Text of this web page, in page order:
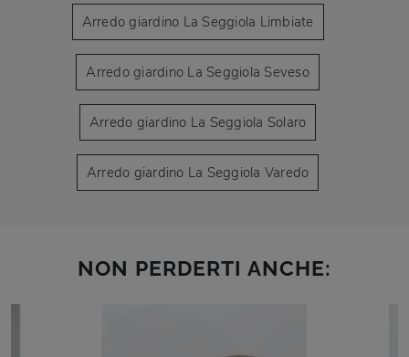
Arredo giardino La Seggiola Limbiate
Arredo giardino La Seggiola Seveso
Arredo giardino La Seggiola Solaro
Arredo giardino La Seggiola Varedo
NON PERDERTI ANCHE: